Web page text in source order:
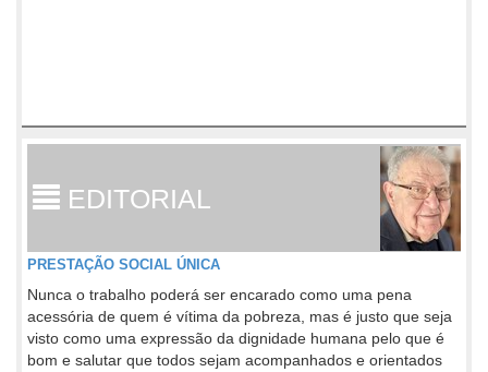
EDITORIAL
PRESTAÇÃO SOCIAL ÚNICA
Nunca o trabalho poderá ser encarado como uma pena
acessória de quem é vítima da pobreza, mas é justo que seja
visto como uma expressão da dignidade humana pelo que é
bom e salutar que todos sejam acompanhados e orientados